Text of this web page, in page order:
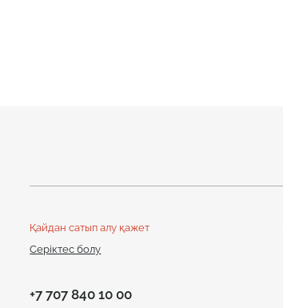
Қайдан сатып алу қажет
Серіктес болу
+7 707 840 10 00